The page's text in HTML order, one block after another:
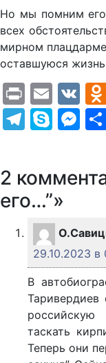
Но мы помним
всех
мирном
оставшуюся
Print
2
его…”»
29.10.2023 в
В
таскать
Теперь они